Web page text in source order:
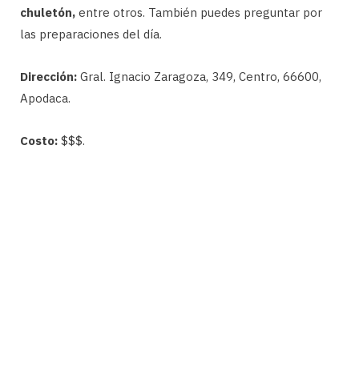
chuletón, entre otros. También puedes preguntar por
las preparaciones del día.
Dirección: Gral. Ignacio Zaragoza, 349, Centro, 66600,
Apodaca.
Costo: $$$.